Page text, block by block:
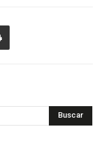
Buscar